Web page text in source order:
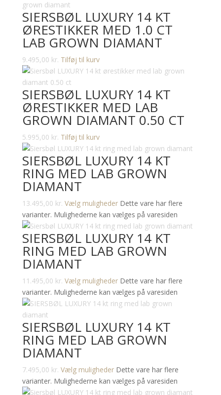
SIERSBØL LUXURY 14 KT
ØRESTIKKER MED 1.0 CT
LAB GROWN DIAMANT
9.495,00 kr. Tilføj til kurv
SIERSBØL LUXURY 14 KT
ØRESTIKKER MED LAB
GROWN DIAMANT 0.50 CT
5.995,00 kr. Tilføj til kurv
SIERSBØL LUXURY 14 KT
RING MED LAB GROWN
DIAMANT
13.495,00 kr. Vælg muligheder Dette vare har flere
varianter. Mulighederne kan vælges på varesiden
SIERSBØL LUXURY 14 KT
RING MED LAB GROWN
DIAMANT
11.495,00 kr. Vælg muligheder Dette vare har flere
varianter. Mulighederne kan vælges på varesiden
SIERSBØL LUXURY 14 KT
RING MED LAB GROWN
DIAMANT
7.495,00 kr. Vælg muligheder Dette vare har flere
varianter. Mulighederne kan vælges på varesiden